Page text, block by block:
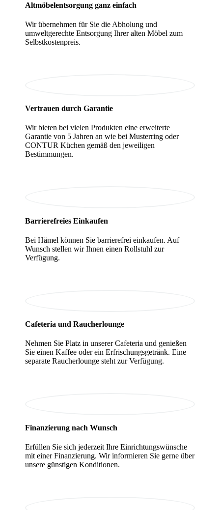
Altmöbelentsorgung ganz einfach
Wir übernehmen für Sie die Abholung und
umweltgerechte Entsorgung Ihrer alten Möbel zum
Selbstkostenpreis.
Vertrauen durch Garantie
Wir bieten bei vielen Produkten eine erweiterte
Garantie von 5 Jahren an wie bei Musterring oder
CONTUR Küchen gemäß den jeweiligen
Bestimmungen.
Barrierefreies Einkaufen
Bei Hämel können Sie barrierefrei einkaufen. Auf
Wunsch stellen wir Ihnen einen Rollstuhl zur
Verfügung.
Cafeteria und Raucherlounge
Nehmen Sie Platz in unserer Cafeteria und genießen
Sie einen Kaffee oder ein Erfrischungsgetränk. Eine
separate Raucherlounge steht zur Verfügung.
Finanzierung nach Wunsch
Erfüllen Sie sich jederzeit Ihre Einrichtungswünsche
mit einer Finanzierung. Wir informieren Sie gerne über
unsere günstigen Konditionen.